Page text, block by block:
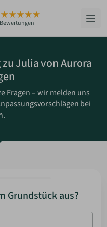
Julia von Aurora
Fragen – wir melden uns
bei
Grundstück aus?